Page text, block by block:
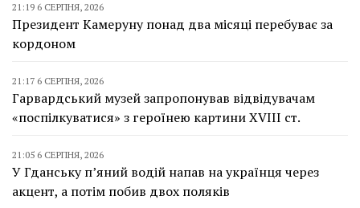
21:19 6 СЕРПНЯ, 2026
Президент Камеруну понад два місяці перебуває за
кордоном
21:17 6 СЕРПНЯ, 2026
Гарвардський музей запропонував відвідувачам
«поспілкуватися» з героїнею картини XVIII ст.
21:05 6 СЕРПНЯ, 2026
У Гданську п’яний водій напав на українця через
акцент, а потім побив двох поляків